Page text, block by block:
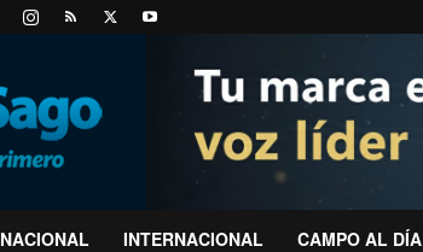
NACIONAL INTERNACIONAL CAMPO AL DÍA